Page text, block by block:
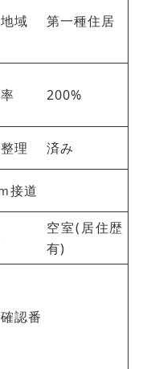
域 第一種住居
200%
理
済み
接道
空室(居住歴
有)
認番